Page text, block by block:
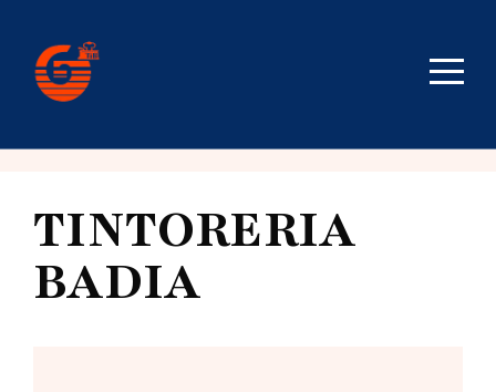
TINTORERIA
BADIA